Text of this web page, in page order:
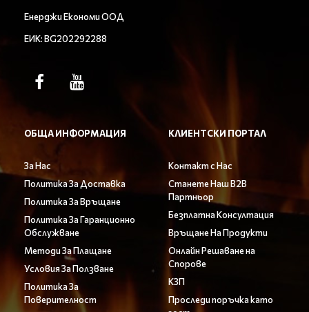
Енерджи Економи ООД
ЕИК: BG202292288
ОБЩА ИНФОРМАЦИЯ
За Нас
Политика За Доставка
Политика За Връщане
Политика За Гаранционно
Обслужване
Методи За Плащане
Условия За Ползване
Политика За
Поверителност
КЛИЕНТСКИ ПОРТАЛ
Контакт с Нас
Станете Наш B2B
Партньор
Безплатна Консултация
Връщане На Продукти
Онлайн Решаване на
Спорове
КЗП
Проследи поръчка като